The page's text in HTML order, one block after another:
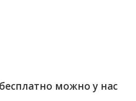
можно у нас